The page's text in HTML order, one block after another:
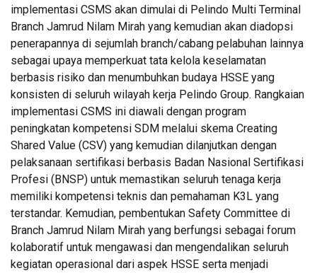
implementasi CSMS akan dimulai di Pelindo Multi Terminal
Branch Jamrud Nilam Mirah yang kemudian akan diadopsi
penerapannya di sejumlah branch/cabang pelabuhan lainnya
sebagai upaya memperkuat tata kelola keselamatan
berbasis risiko dan menumbuhkan budaya HSSE yang
konsisten di seluruh wilayah kerja Pelindo Group. Rangkaian
implementasi CSMS ini diawali dengan program
peningkatan kompetensi SDM melalui skema Creating
Shared Value (CSV) yang kemudian dilanjutkan dengan
pelaksanaan sertifikasi berbasis Badan Nasional Sertifikasi
Profesi (BNSP) untuk memastikan seluruh tenaga kerja
memiliki kompetensi teknis dan pemahaman K3L yang
terstandar. Kemudian, pembentukan Safety Committee di
Branch Jamrud Nilam Mirah yang berfungsi sebagai forum
kolaboratif untuk mengawasi dan mengendalikan seluruh
kegiatan operasional dari aspek HSSE serta menjadi